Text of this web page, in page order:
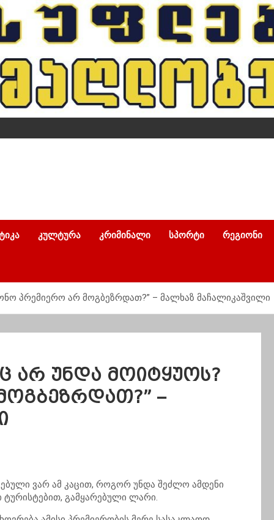
ᲙᲣᲚᲢᲣᲠᲐ ᲙᲠᲘᲛᲘᲜᲐᲚᲘ ᲡᲞᲝᲠᲢᲘ ᲠᲔᲒᲘᲝᲜᲘ
პრემიერო არ მოგბეზრდათ?” – მალხაზ მაჩალიკაშვილი
არ უნდა მოიტყუოს?
–
ვარ ამ კაცით, როგორ უნდა შეძლო ამდენი
გამყარებული ლარი.